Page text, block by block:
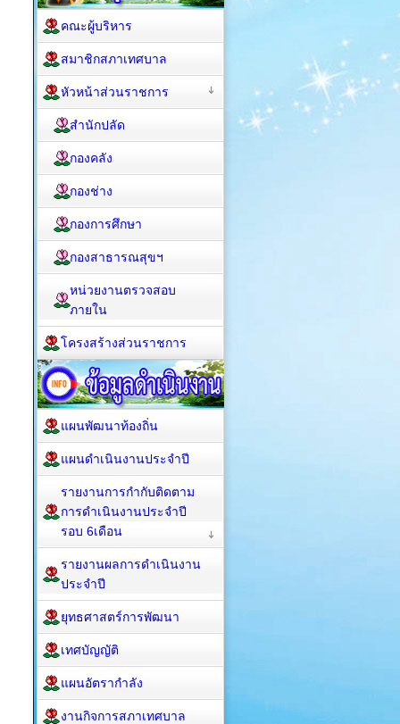
คณะผู้บริหาร
สมาชิกสภาเทศบาล
หัวหน้าส่วนราชการ
สำนักปลัด
กองคลัง
กองช่าง
กองการศึกษา
กองสาธารณสุขฯ
หน่วยงานตรวจสอบ
ภายใน
โครงสร้างส่วนราชการ
แผนพัฒนาท้องถิ่น
แผนดำเนินงานประจำปี
รายงานการกำกับติดตาม
การดำเนินงานประจำปี
รอบ 6เดือน
รายงานผลการดำเนินงาน
ประจำปี
ยุทธศาสตร์การพัฒนา
เทศบัญญัติ
แผนอัตรากำลัง
งานกิจการสภาเทศบาล